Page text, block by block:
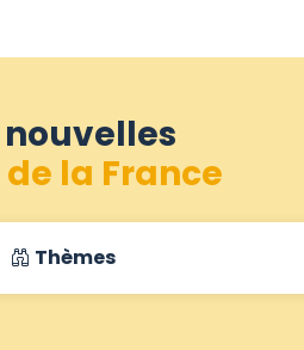
la France
Thèmes